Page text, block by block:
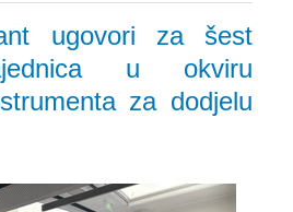
ugovori za šest
u okviru
za dodjelu